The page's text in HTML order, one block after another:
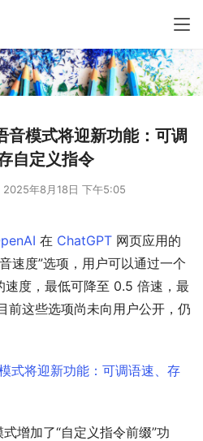
模式将迎新功能：可调
自定义指令
2025年8月18日 下午5:05
AI 在 ChatGPT 网页应用的
速度”选项，用户可以通过一个
度，最低可降至 0.5 倍速，最
前这些选项尚未向用户公开，仍
增加了“自定义指令前缀”功